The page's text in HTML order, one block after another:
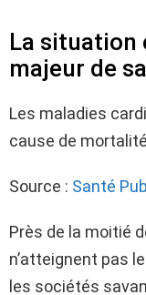
La situation
majeur de
Les maladies
cause de
Source : Santé
Près de la moitié
n’atteignent pas
les sociétés